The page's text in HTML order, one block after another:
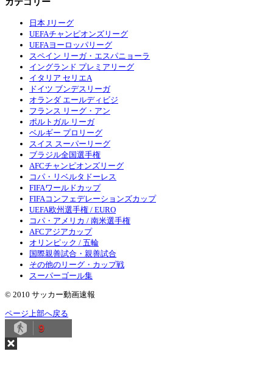
日本 Jリーグ
UEFAチャンピオンズリーグ
UEFAヨーロッパリーグ
スペイン リーガ・エスパニョーラ
イングランド プレミアリーグ
イタリア セリエA
ドイツ ブンデスリーガ
オランダ エールディビジ
フランス リーグ・アン
ポルトガル リーガ
ベルギー プロリーグ
スイス スーパーリーグ
ブラジル全国選手権
AFCチャンピオンズリーグ
コパ・リベルタドーレス
FIFAワールドカップ
FIFAコンフェデレーションズカップ
UEFA欧州選手権 / EURO
コパ・アメリカ / 南米選手権
AFCアジアカップ
オリンピック / 五輪
国際親善試合・親善試合
その他のリーグ・カップ戦
スーパーゴール集
© 2010 サッカー動画速報
ページ上部へ戻る
9